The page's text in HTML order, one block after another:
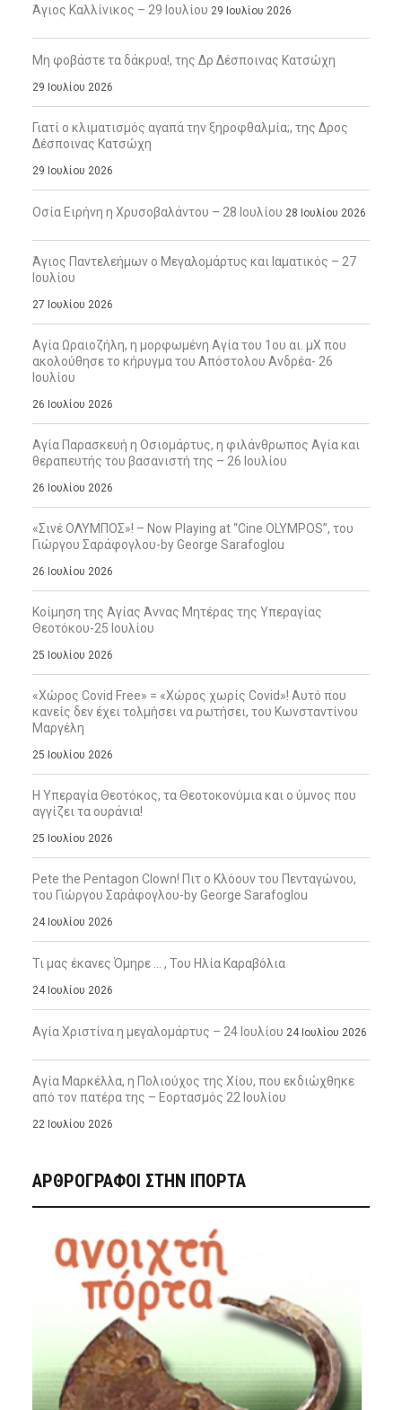
Άγιος Καλλίνικος – 29 Ιουλίου 29 Ιουλίου 2026
Μη φοβάστε τα δάκρυα!, της Δρ Δέσποινας Κατσώχη
29 Ιουλίου 2026
Γιατί ο κλιματισμός αγαπά την ξηροφθαλμία;, της Δρος
Δέσποινας Κατσώχη
29 Ιουλίου 2026
Οσία Ειρήνη η Χρυσοβαλάντου – 28 Ιουλίου 28 Ιουλίου 2026
Άγιος Παντελεήμων ο Μεγαλομάρτυς και Ιαματικός – 27
Ιουλίου
27 Ιουλίου 2026
Αγία Ωραιοζήλη, η μορφωμένη Αγία του 1ου αι. μΧ που
ακολούθησε το κήρυγμα του Απόστολου Ανδρέα- 26
Ιουλίου
26 Ιουλίου 2026
Αγία Παρασκευή η Οσιομάρτυς, η φιλάνθρωπος Αγία και
θεραπευτής του βασανιστή της – 26 Ιουλίου
26 Ιουλίου 2026
«Σινέ ΟΛΥΜΠΟΣ»! – Now Playing at “Cine OLYMPOS”, του
Γιώργου Σαράφογλου-by George Sarafoglou
26 Ιουλίου 2026
Κοίμηση της Αγίας Άννας Μητέρας της Υπεραγίας
Θεοτόκου-25 Ιουλίου
25 Ιουλίου 2026
«Χώρος Covid Free» = «Χώρος χωρίς Covid»! Αυτό που
κανείς δεν έχει τολμήσει να ρωτήσει, του Κωνσταντίνου
Μαργέλη
25 Ιουλίου 2026
Η Υπεραγία Θεοτόκος, τα Θεοτοκονύμια και ο ύμνος που
αγγίζει τα ουράνια!
25 Ιουλίου 2026
Pete the Pentagon Clown! Πιτ ο Κλόουν του Πενταγώνου,
του Γιώργου Σαράφογλου-by George Sarafoglou
24 Ιουλίου 2026
Τι μας έκανες Όμηρε … , Του Ηλία Καραβόλια
24 Ιουλίου 2026
Αγία Χριστίνα η μεγαλομάρτυς – 24 Ιουλίου 24 Ιουλίου 2026
Αγία Μαρκέλλα, η Πολιούχος της Χίου, που εκδιώχθηκε
από τον πατέρα της – Εορτασμός 22 Ιουλίου
22 Ιουλίου 2026
ΑΡΘΡΟΓΡΑΦΟΙ ΣΤΗΝ IΠΟΡΤΑ